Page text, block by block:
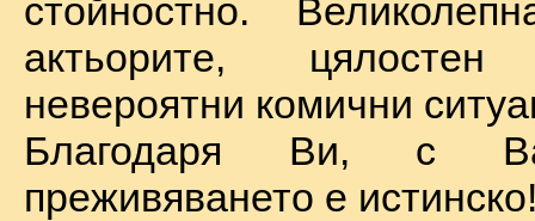
стойностно.
актьорите, цялостен
невероятни комични
Благодаря Ви, с
преживяването е